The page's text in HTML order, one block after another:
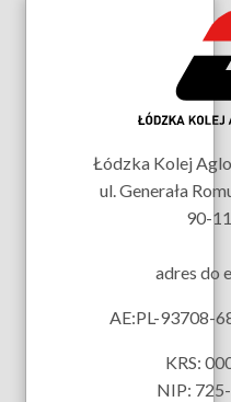
kontaktowe
Łódzka Kolej
ul. Generała
90-
adres do
AE:PL-93708-
KRS:
NIP: